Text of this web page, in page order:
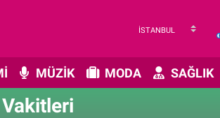
MÜZİK MODA SAĞLIK